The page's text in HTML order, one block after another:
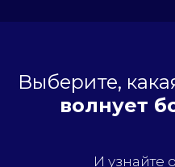
Выберите,
волнует
И узнайте